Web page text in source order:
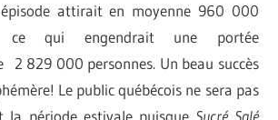
attirait en moyenne 960 000
ce qui engendrait une portée
2 829 000 personnes. Un beau succès
Le public québécois ne sera pas
la période estivale puisque Sucré Salé